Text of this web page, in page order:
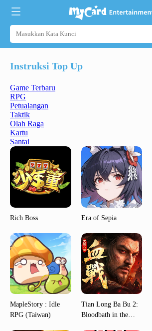
Instruksi Top Up
Game Terbaru
RPG
Petualangan
Taktik
Olah Raga
Kartu
Santai
Rich Boss Era of Sepia
MapleStory : Idle
RPG (Taiwan)
Tian Long Ba Bu 2:
Bloodbath in the